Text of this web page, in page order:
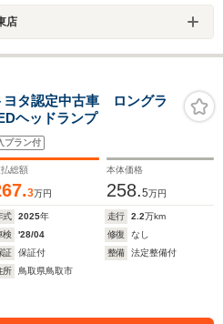
店
タ認定中古車 ロングラ
ヘッドランプ
プラン付
総額
3万円
本体価格
258.5万円
式 2025年 走行 2.2万km
検
'28/04 修復
なし
証
保証付 整備
法定整備付
所
鳥取県鳥取市